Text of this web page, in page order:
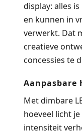
display: alles
en kunnen in
verwerkt. Dat
creatieve
concessies te
Aanpasbare
Met dimbare
hoeveel licht
intensiteit